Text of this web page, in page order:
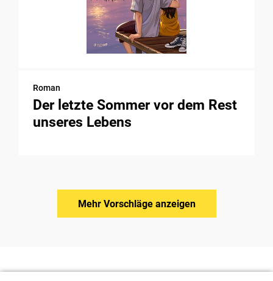
Roman
Der letzte Sommer vor dem Rest
unseres Lebens
Mehr Vorschläge anzeigen